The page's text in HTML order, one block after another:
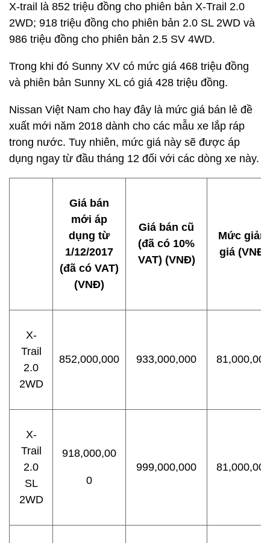
X-trail là 852 triệu đồng cho phiên bản X-Trail 2.0
2WD; 918 triệu đồng cho phiên bản 2.0 SL 2WD và
986 triệu đồng cho phiên bản 2.5 SV 4WD.
Trong khi đó Sunny XV có mức giá 468 triệu đồng
và phiên bản Sunny XL có giá 428 triệu đồng.
Nissan Việt Nam cho hay đây là mức giá bán lẻ đề
xuất mới năm 2018 dành cho các mẫu xe lắp ráp
trong nước. Tuy nhiên, mức giá này sẽ được áp
dụng ngay từ đầu tháng 12 đối với các dòng xe này.
Giá bán
mới áp
dụng từ
1/12/2017
(đã có VAT)
(VNĐ)
Giá bán cũ
(đã có 10%
VAT) (VNĐ)
Mức giảm
giá (VNĐ)
X-
Trail
2.0
2WD
852,000,000 933,000,000 81,000,000
X-
Trail
2.0
SL
2WD
918,000,00
0
999,000,000 81,000,000